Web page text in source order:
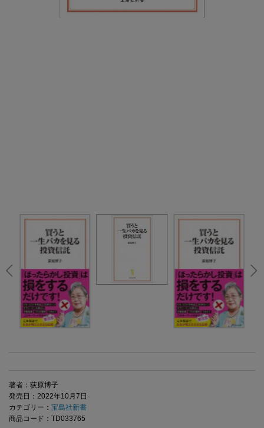
著者：荻原博子
発売日：2022年10月7日
カテゴリー： 宝島社新書
商品コード：TD033765